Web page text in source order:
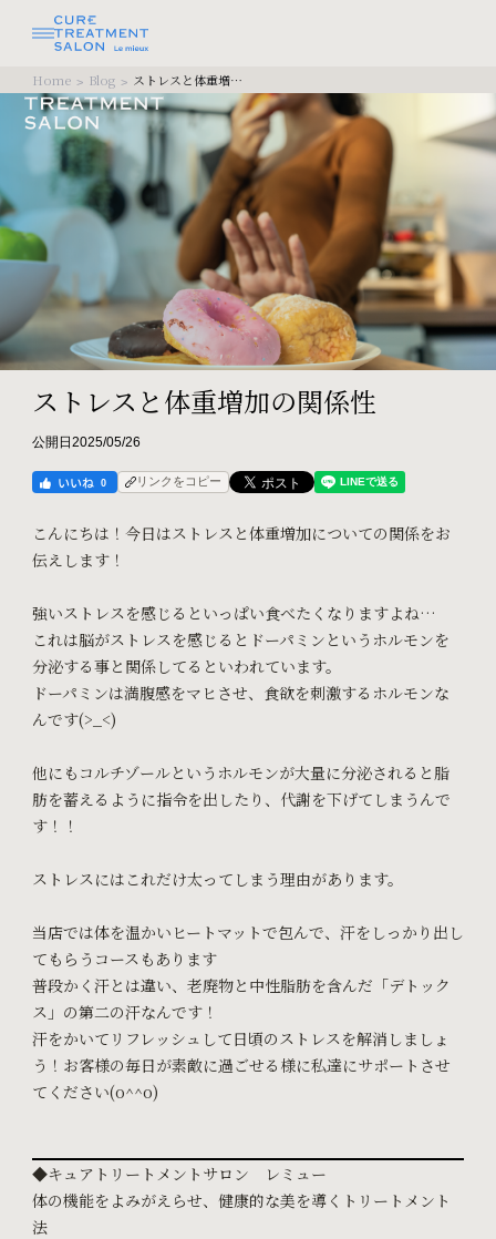
Home > Blog > ストレスと体重増加の関係性
ストレスと体重増加の関係性
公開日2025/05/26
0 リンクをコピー
こんにちは！今日はストレスと体重増加についての関係をお
伝えします！
強いストレスを感じるといっぱい食べたくなりますよね…
これは脳がストレスを感じるとドーパミンというホルモンを
分泌する事と関係してるといわれています。
ドーパミンは満腹感をマヒさせ、食欲を刺激するホルモンな
んです(>_<)
他にもコルチゾールというホルモンが大量に分泌されると脂
肪を蓄えるように指令を出したり、代謝を下げてしまうんで
す！！
ストレスにはこれだけ太ってしまう理由があります。
当店では体を温かいヒートマットで包んで、汗をしっかり出し
てもらうコースもあります
普段かく汗とは違い、老廃物と中性脂肪を含んだ「デトック
ス」の第二の汗なんです！
汗をかいてリフレッシュして日頃のストレスを解消しましょ
う！お客様の毎日が素敵に過ごせる様に私達にサポートさせ
てください(o^^o)
◆キュアトリートメントサロン レミュー
体の機能をよみがえらせ、健康的な美を導くトリートメント
法